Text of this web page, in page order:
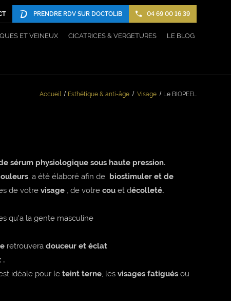
PRENDRE RDV SUR DOCTOLIB 04 69 00 16 39
ET VEINEUX CICATRICES & VERGETURES LE BLOG
Accueil Esthétique & anti-âge Visage Le BIOPEEL
sérum physiologique sous haute pression.
, a été élaboré afin de biostimuler et de
de votre visage , de votre cou et décolleté.
qu'a la gente masculine
retrouvera douceur et éclat
.
est idéale pour le teint terne , les visages fatigués ou